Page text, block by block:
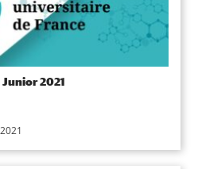
2021
plus…